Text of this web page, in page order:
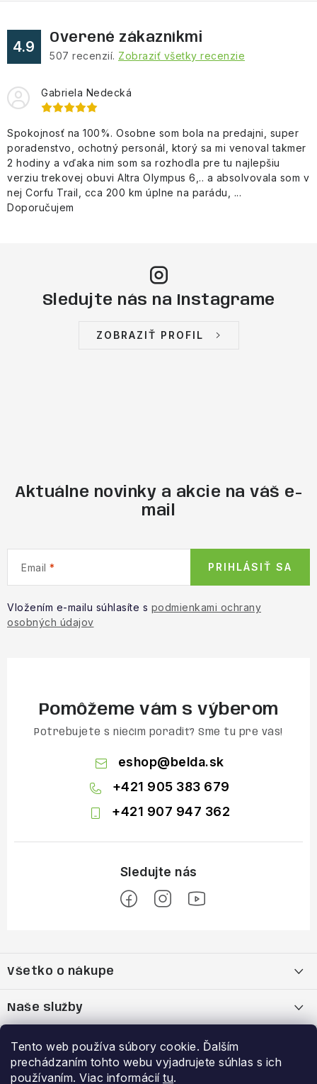
Tento web používa súbory cookie. Ďalším
prechádzaním tohto webu vyjadrujete súhlas s ich
používaním. Viac informácií tu.
4.9
Overené zákazníkmi
507 recenzií. Zobraziť všetky recenzie
Gabriela Nedecká
Spokojnosť na 100%. Osobne som bola na predajni, super
poradenstvo, ochotný personál, ktorý sa mi venoval takmer
2 hodiny a vďaka nim som sa rozhodla pre tu najlepšiu
verziu trekovej obuvi Altra Olympus 6,.. a absolvovala som v
nej Corfu Trail, cca 200 km úplne na parádu, ...
Doporučujem
Sledujte nás na Instagrame
ZOBRAZIŤ PROFIL
Aktuálne novinky a akcie na váš e-
mail
Email
Vložením e-mailu súhlasíte s podmienkami ochrany
osobných údajov
PRIHLÁSIŤ SA
Pomôžeme vám s výberom
Potrebujete s niečím poradiť? Sme tu pre vás!
eshop@belda.sk
+421 905 383 679
+421 907 947 362
p
ä
t
Všetko o nákupe
OBCHODNÉ PODMIENKY
Naše služby
Bootfitting - Tvarovanie Lyžiarok v Nitre
Výhody a zľavy
Garancia najnižšej ceny
Prihlásenie